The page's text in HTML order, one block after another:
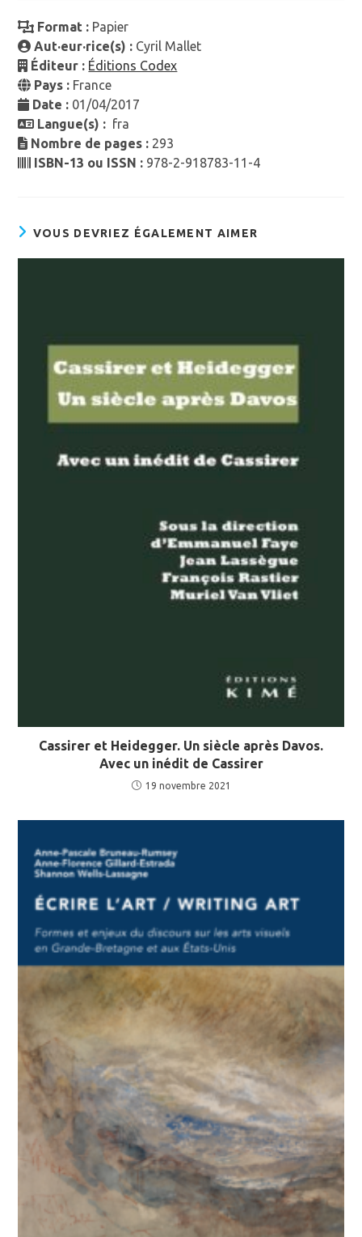
Format : Papier
Aut·eur·rice(s) : Cyril Mallet
Éditeur : Éditions Codex
Pays : France
Date : 01/04/2017
Langue(s) : fra
Nombre de pages : 293
ISBN-13 ou ISSN : 978-2-918783-11-4
VOUS DEVRIEZ ÉGALEMENT AIMER
Cassirer et Heidegger. Un siècle après Davos.
Avec un inédit de Cassirer
19 novembre 2021